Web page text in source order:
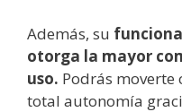
Además, su
otorga la mayor
uso. Podrás
total autonomía